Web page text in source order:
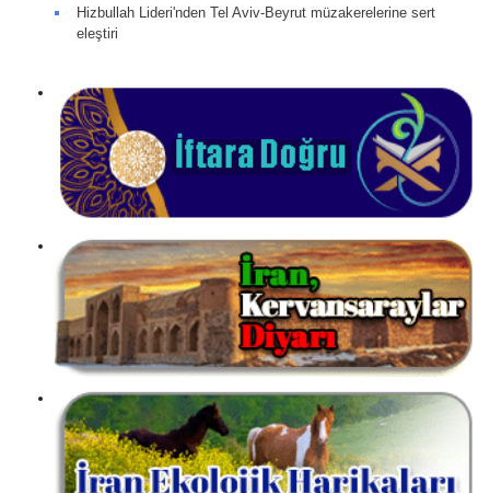
Hizbullah Lideri'nden Tel Aviv-Beyrut müzakerelerine sert
eleştiri